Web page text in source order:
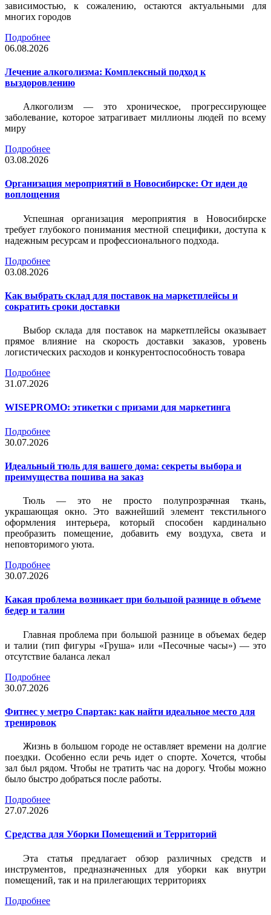
зависимостью, к сожалению, остаются актуальными для
многих городов
Подробнее
06.08.2026
Лечение алкоголизма: Комплексный подход к
выздоровлению
Алкоголизм — это хроническое, прогрессирующее
заболевание, которое затрагивает миллионы людей по всему
миру
Подробнее
03.08.2026
Организация мероприятий в Новосибирске: От идеи до
воплощения
Успешная организация мероприятия в Новосибирске
требует глубокого понимания местной специфики, доступа к
надежным ресурсам и профессионального подхода.
Подробнее
03.08.2026
Как выбрать склад для поставок на маркетплейсы и
сократить сроки доставки
Выбор склада для поставок на маркетплейсы оказывает
прямое влияние на скорость доставки заказов, уровень
логистических расходов и конкурентоспособность товара
Подробнее
31.07.2026
WISEPROMO: этикетки с призами для маркетинга
Подробнее
30.07.2026
Идеальный тюль для вашего дома: секреты выбора и
преимущества пошива на заказ
Тюль — это не просто полупрозрачная ткань,
украшающая окно. Это важнейший элемент текстильного
оформления интерьера, который способен кардинально
преобразить помещение, добавить ему воздуха, света и
неповторимого уюта.
Подробнее
30.07.2026
Какая проблема возникает при большой разнице в объеме
бедер и талии
Главная проблема при большой разнице в объемах бедер
и талии (тип фигуры «Груша» или «Песочные часы») — это
отсутствие баланса лекал
Подробнее
30.07.2026
Фитнес у метро Спартак: как найти идеальное место для
тренировок
Жизнь в большом городе не оставляет времени на долгие
поездки. Особенно если речь идет о спорте. Хочется, чтобы
зал был рядом. Чтобы не тратить час на дорогу. Чтобы можно
было быстро добраться после работы.
Подробнее
27.07.2026
Средства для Уборки Помещений и Территорий
Эта статья предлагает обзор различных средств и
инструментов, предназначенных для уборки как внутри
помещений, так и на прилегающих территориях
Подробнее